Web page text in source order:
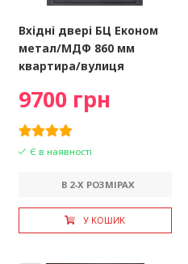
Вхідні двері БЦ Економ
метал/МДФ 860 мм
квартира/вулиця
9700 грн
Є в наявності
В 2-X РОЗМІРАХ
У КОШИК